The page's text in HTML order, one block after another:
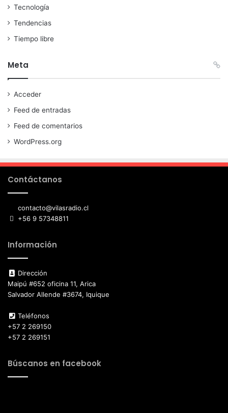
Tecnología
Tendencias
Tiempo libre
Meta
Acceder
Feed de entradas
Feed de comentarios
WordPress.org
Contáctanos
contacto@vilasradio.cl
+56 9 57348811
Información
Dirección
Maipú #652 oficina 11, Arica
Salvador Allende #3674, Iquique
Teléfonos
+57 2 269150
+57 2 269151
Búscanos en facebook